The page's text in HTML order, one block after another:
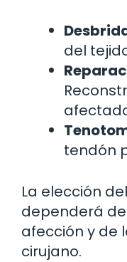
del
tendón
La elección
dependerá
afección y de
cirujano.